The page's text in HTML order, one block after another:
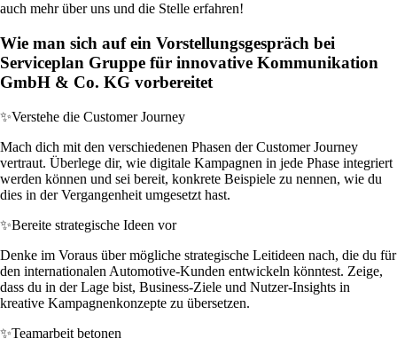
auch mehr über uns und die Stelle erfahren!
Wie man sich auf ein Vorstellungsgespräch bei
Serviceplan Gruppe für innovative Kommunikation
GmbH & Co. KG vorbereitet
✨Verstehe die Customer Journey
Mach dich mit den verschiedenen Phasen der Customer Journey
vertraut. Überlege dir, wie digitale Kampagnen in jede Phase integriert
werden können und sei bereit, konkrete Beispiele zu nennen, wie du
dies in der Vergangenheit umgesetzt hast.
✨Bereite strategische Ideen vor
Denke im Voraus über mögliche strategische Leitideen nach, die du für
den internationalen Automotive-Kunden entwickeln könntest. Zeige,
dass du in der Lage bist, Business-Ziele und Nutzer-Insights in
kreative Kampagnenkonzepte zu übersetzen.
✨Teamarbeit betonen